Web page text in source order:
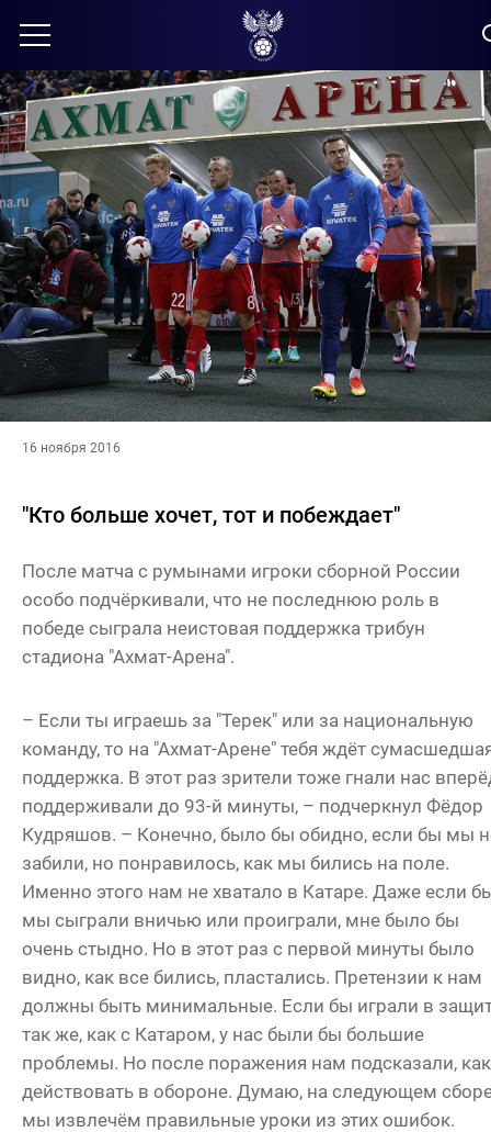
16 ноября 2016
"Кто больше хочет, тот и побеждает"
После матча с румынами игроки сборной России
особо подчёркивали, что не последнюю роль в
победе сыграла неистовая поддержка трибун
стадиона "Ахмат-Арена".
– Если ты играешь за "Терек" или за национальную
команду, то на "Ахмат-Арене" тебя ждёт
поддержка. В этот раз зрители тоже гнали нас
поддерживали до 93-й минуты, – подчеркнул Фёдор
Кудряшов. – Конечно, было бы обидно, если бы мы
забили, но понравилось, как мы бились на поле.
Именно этого нам не хватало в Катаре. Даже если
мы сыграли вничью или проиграли, мне было бы
очень стыдно. Но в этот раз с первой минуты было
видно, как все бились, пластались. Претензии к нам
должны быть минимальные. Если бы играли в
так же, как с Катаром, у нас были бы большие
проблемы. Но после поражения нам подсказали, как
действовать в обороне. Думаю, на следующем
мы извлечём правильные уроки из этих ошибок.